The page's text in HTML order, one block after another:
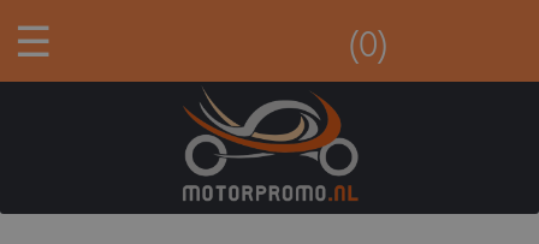
☰ (0)